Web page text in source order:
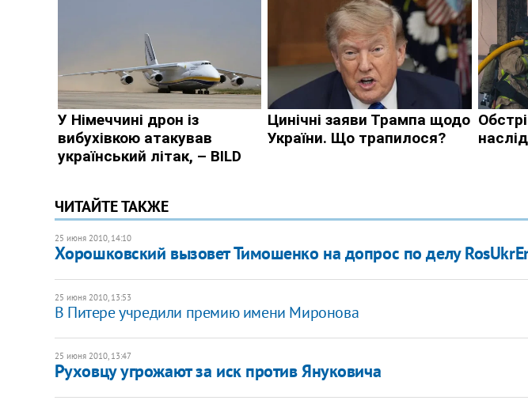
ЧИТАЙТЕ ТАКЖЕ
25 июня 2010, 14:10
Хорошковский вызовет Тимошенко на допрос по делу
25 июня 2010, 13:53
В Питере учредили премию имени Миронова
25 июня 2010, 13:47
Руховцу угрожают за иск против Януковича